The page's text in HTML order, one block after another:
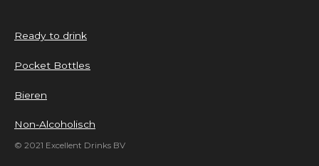
Ready to drink
Pocket Bottles
Bieren
Non-Alcoholisch
© 2021 Excellent Drinks BV